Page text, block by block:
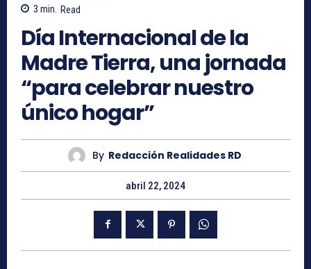
3 min. Read
Día Internacional de la
Madre Tierra, una jornada
“para celebrar nuestro
único hogar”
By Redacción Realidades RD
abril 22, 2024